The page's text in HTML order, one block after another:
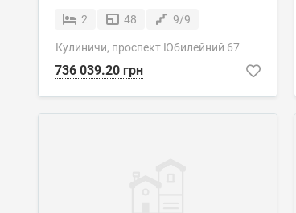
2 48 9/9
Кулиничи, проспект Юбилейний 67
736 039.20 грн